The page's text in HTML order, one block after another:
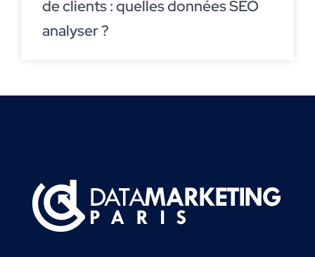
de clients : quelles données SEO
analyser ?